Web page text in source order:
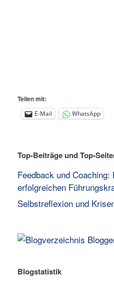
Teilen mit:
E-Mail WhatsApp
Top-Beiträge und Top-
Feedback und
erfolgreichen
Selbstreflexion und
Blogstatistik